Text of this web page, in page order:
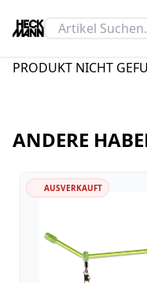
PRODUKT NICHT
ANDERE
AUSVERKAUFT